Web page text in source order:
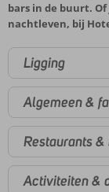
bars in de buurt.
nachtleven, bij
Ligging
Algemeen &
Restaurants &
Activiteiten &